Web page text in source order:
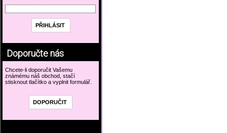
Doporučte nás
Chcete-li doporučit Vašemu
známému náš obchod, stačí
stisknout tlačítko a vyplnit formulář.